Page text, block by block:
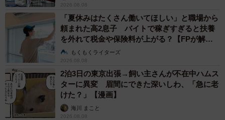
2026.08.08
「夏休みはたくさん働いてほしい」と職場から
頼まれた高2息子 バイトで稼ぎすぎると扶養
を外れて税金や保険料が上がる？【FPが解
説】もくもくライターズ
2026.08.08
2泊3日の東京出張→飼い主さんが不在中ハムス
ターに異変 眉間にできた深いしわ、「急に老
けた？」【漫画】
海川 まこと
2026.08.08